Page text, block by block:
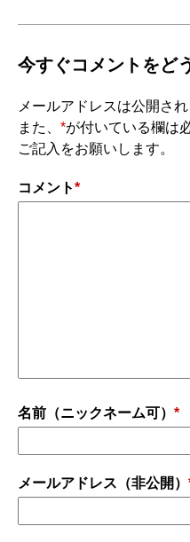
今すぐコメントをど
メールアドレスは公開さ
また、 *が付いている欄は
ご記入をお願いします。
コメント*
名前（ニックネーム可） *
メールアドレス（非公開）